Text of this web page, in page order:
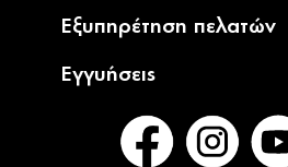
Εξυπηρέτηση πελατών
Εγγυήσεις